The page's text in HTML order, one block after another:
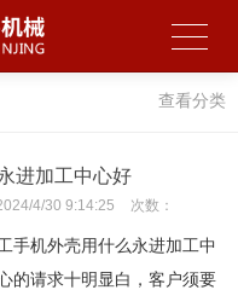
查看分类
进加工中心好
4/30 9:14:25 次数：
手机外壳用什么永进加工中
的请求十明显白，客户须要